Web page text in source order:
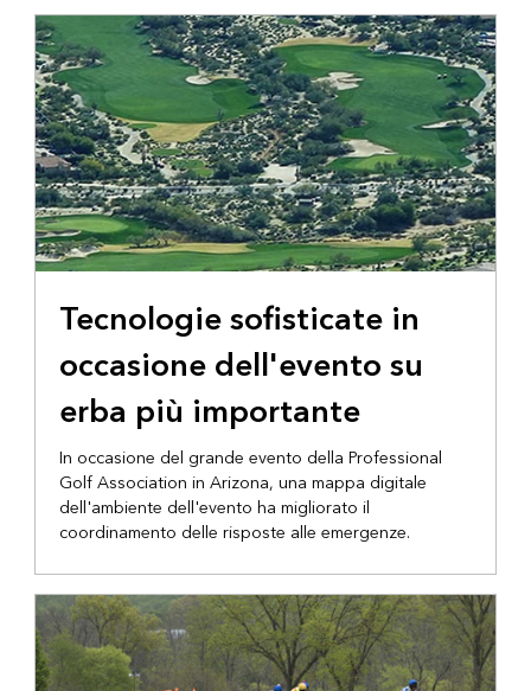
Tecnologie sofisticate in
occasione dell'evento su
erba più importante
In occasione del grande evento della Professional
Golf Association in Arizona, una mappa digitale
dell'ambiente dell'evento ha migliorato il
coordinamento delle risposte alle emergenze.